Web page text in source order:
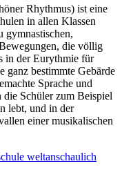
Rhythmus) ist eine
in allen Klassen
gymnastischen,
die völlig
in der Eurythmie für
ganz bestimmte Gebärde
Sprache und
Schüler zum Beispiel
lebt, und in der
einer musikalischen
weltanschaulich